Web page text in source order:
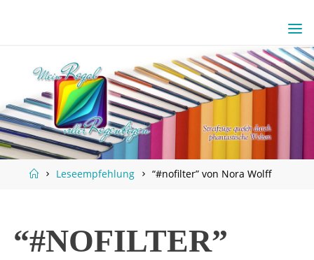
HomeLeseempfehlung “#nofilter” von Nora Wolff
“#NOFILTER”